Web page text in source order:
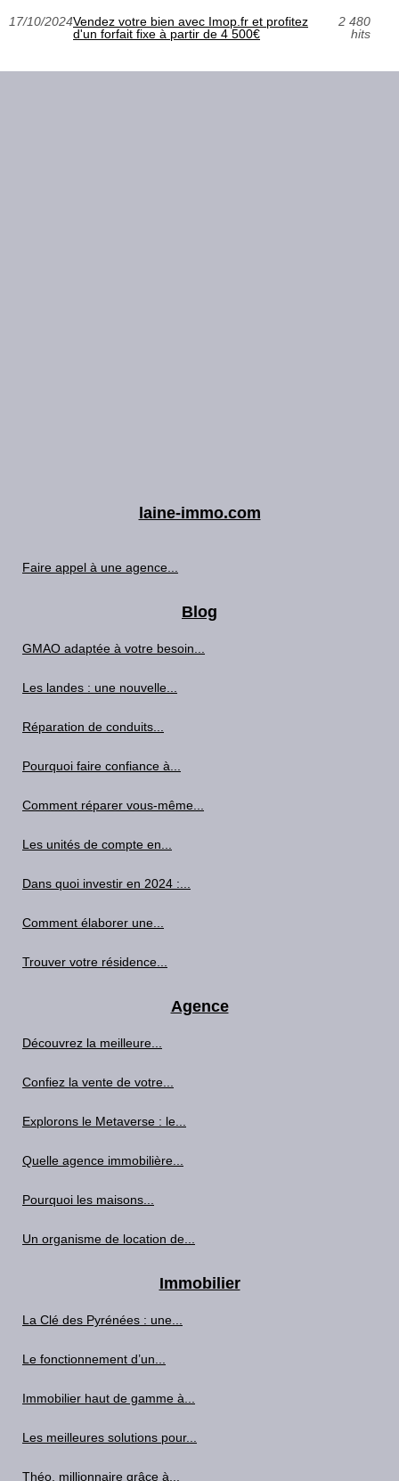
17/10/2024Vendez votre bien avec Imop.fr et profitez
d'un forfait fixe à partir de 4 500€
2 480
hits
laine-immo.com
Faire appel à une agence...
Blog
GMAO adaptée à votre besoin...
Les landes : une nouvelle...
Réparation de conduits...
Pourquoi faire confiance à...
Comment réparer vous-même...
Les unités de compte en...
Dans quoi investir en 2024 :...
Comment élaborer une...
Trouver votre résidence...
Agence
Découvrez la meilleure...
Confiez la vente de votre...
Explorons le Metaverse : le...
Quelle agence immobilière...
Pourquoi les maisons...
Un organisme de location de...
Immobilier
La Clé des Pyrénées : une...
Le fonctionnement d’un...
Immobilier haut de gamme à...
Les meilleures solutions pour...
Théo, millionnaire grâce à...